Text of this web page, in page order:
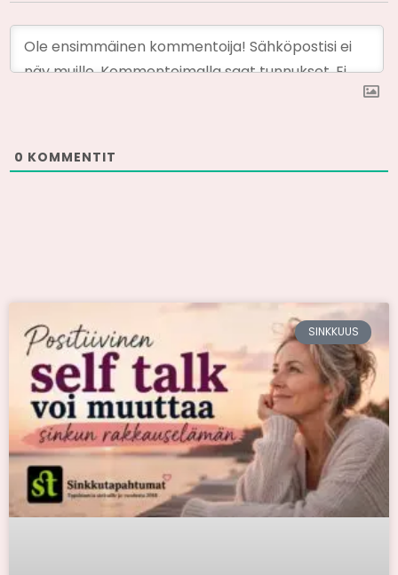
0 KOMMENTIT
SINKKUUS